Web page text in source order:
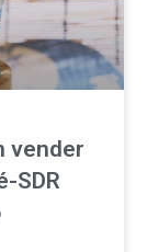
vender
SDR